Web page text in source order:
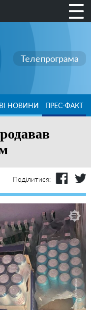
Телепрограма
НОВИНИ ПРЕС-ФАКТ
Поділитися: